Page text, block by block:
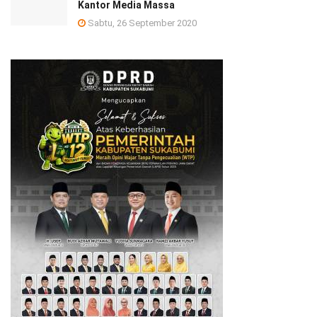
Kantor Media Massa
Sabtu, 26 September 2020